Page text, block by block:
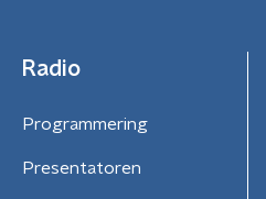
Radio
Programmering
Presentatoren